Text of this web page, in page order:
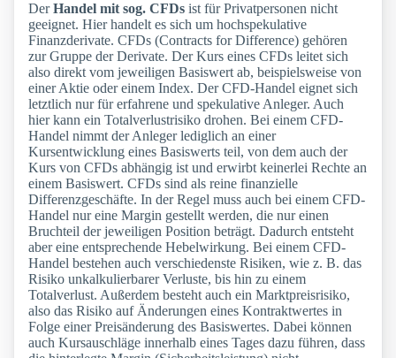
DerHandel mit sog. CFDs ist für Privatpersonen nicht
geeignet. Hier handelt es sich um hochspekulative
Finanzderivate. CFDs (Contracts for Difference) gehören
zur Gruppe der Derivate. Der Kurs eines CFDs leitet sich
also direkt vom jeweiligen Basiswert ab, beispielsweise von
einer Aktie oder einem Index. Der CFD-Handel eignet sich
letztlich nur für erfahrene und spekulative Anleger. Auch
hier kann ein Totalverlustrisiko drohen. Bei einem CFD-
Handel nimmt der Anleger lediglich an einer
Kursentwicklung eines Basiswerts teil, von dem auch der
Kurs von CFDs abhängig ist und erwirbt keinerlei Rechte an
einem Basiswert. CFDs sind als reine finanzielle
Differenzgeschäfte. In der Regel muss auch bei einem CFD-
Handel nur eine Margin gestellt werden, die nur einen
Bruchteil der jeweiligen Position beträgt. Dadurch entsteht
aber eine entsprechende Hebelwirkung. Bei einem CFD-
Handel bestehen auch verschiedenste Risiken, wie z. B. das
Risiko unkalkulierbarer Verluste, bis hin zu einem
Totalverlust. Außerdem besteht auch ein Marktpreisrisiko,
also das Risiko auf Änderungen eines Kontraktwertes in
Folge einer Preisänderung des Basiswertes. Dabei können
auch Kursauschläge innerhalb eines Tages dazu führen, dass